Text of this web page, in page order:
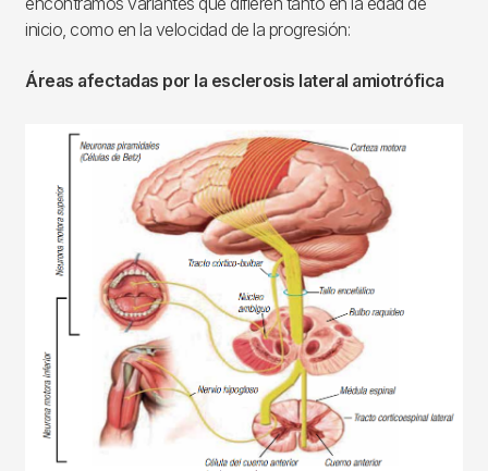
inicio, como en la velocidad de la progresión:
Áreas afectadas por la esclerosis lateral amiotrófica
Imagen